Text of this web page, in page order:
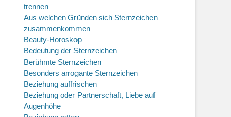
trennen
Aus welchen Gründen sich Sternzeichen
zusammenkommen
Beauty-Horoskop
Bedeutung der Sternzeichen
Berühmte Sternzeichen
Besonders arrogante Sternzeichen
Beziehung auffrischen
Beziehung oder Partnerschaft, Liebe auf
Augenhöhe